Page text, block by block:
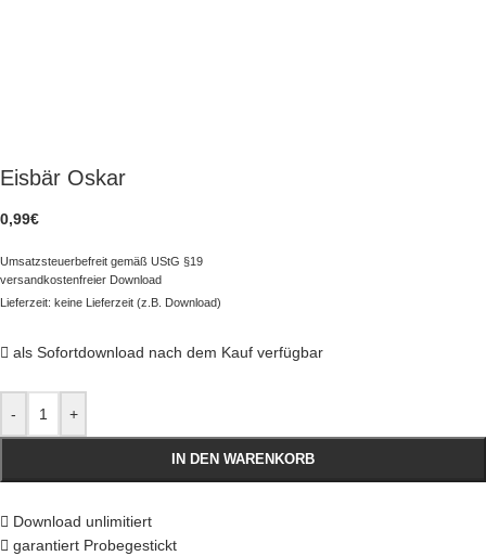
Eisbär Oskar
0,99€
Umsatzsteuerbefreit gemäß UStG §19
versandkostenfreier Download
Lieferzeit: keine Lieferzeit (z.B. Download)
als Sofortdownload nach dem Kauf verfügbar
- +
IN DEN WARENKORB
Download unlimitiert
garantiert Probegestickt